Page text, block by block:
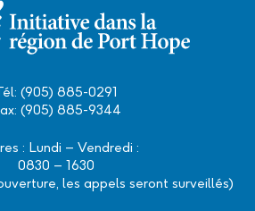
(905) 885-0291
(905) 885-9344
: Lundi – Vendredi :
0830 – 1630
les appels seront surveillés)